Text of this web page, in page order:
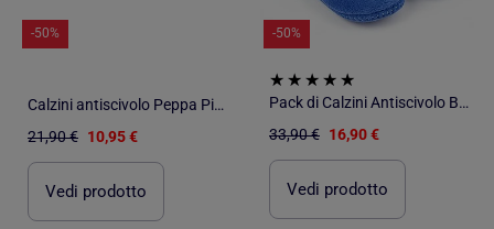
-50%
Calzini antiscivolo Peppa Pig bambino confezione da 2
21,90 € 10,95 €
Vedi prodotto
-50%
Pack di Calzini Antiscivolo Bambino LILO & STITCH (Confezione da 2)
33,90 € 16,90 €
Vedi prodotto